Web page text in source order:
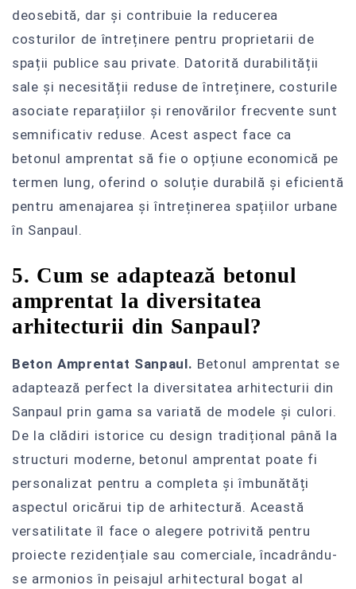
deosebită, dar și contribuie la reducerea
costurilor de întreținere pentru proprietarii de
spații publice sau private. Datorită durabilității
sale și necesității reduse de întreținere, costurile
asociate reparațiilor și renovărilor frecvente sunt
semnificativ reduse. Acest aspect face ca
betonul amprentat să fie o opțiune economică pe
termen lung, oferind o soluție durabilă și eficientă
pentru amenajarea și întreținerea spațiilor urbane
în Sanpaul.
5. Cum se adaptează betonul
amprentat la diversitatea
arhitecturii din Sanpaul?
Beton Amprentat Sanpaul. Betonul amprentat se
adaptează perfect la diversitatea arhitecturii din
Sanpaul prin gama sa variată de modele și culori.
De la clădiri istorice cu design tradițional până la
structuri moderne, betonul amprentat poate fi
personalizat pentru a completa și îmbunătăți
aspectul oricărui tip de arhitectură. Această
versatilitate îl face o alegere potrivită pentru
proiecte rezidențiale sau comerciale, încadrându-
se armonios în peisajul arhitectural bogat al